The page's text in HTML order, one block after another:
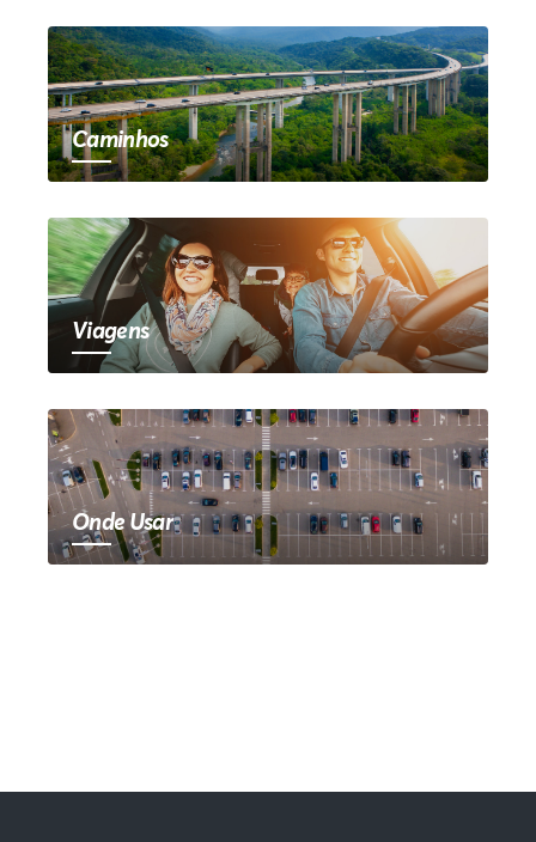
Caminhos
Viagens
Onde Usar